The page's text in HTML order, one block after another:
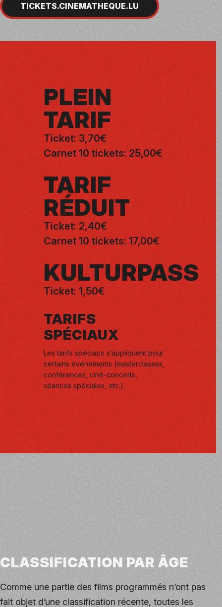
TICKETS.CINEMATHEQUE.LU
PLEIN
TARIF
Ticket: 3,70€
Carnet 10 tickets: 25,00€
TARIF
RÉDUIT
Ticket: 2,40€
Carnet 10 tickets: 17,00€
KULTURPASS
Ticket: 1,50€
TARIFS
SPÉCIAUX
Les tarifs spéciaux s’appliquent pour
certains événements (masterclasses,
conférences, ciné-concerts,
séances spéciales, etc.).
CLASSIFICATION PAR ÂGE
Comme une partie des films programmés n’ont pas
fait objet d’une classification récente, toutes les